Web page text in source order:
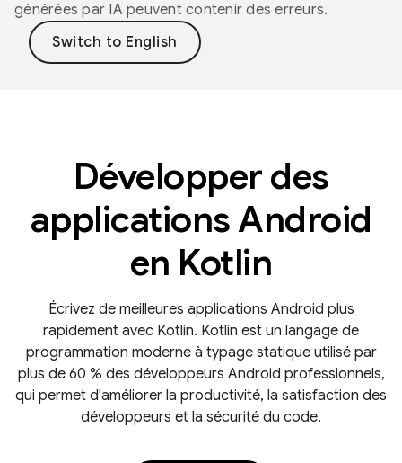
générées par IA peuvent contenir des erreurs.
Développer des
applications Android
en Kotlin
Écrivez de meilleures applications Android plus
rapidement avec Kotlin. Kotlin est un langage de
programmation moderne à typage statique utilisé par
plus de 60 % des développeurs Android professionnels,
qui permet d'améliorer la productivité, la satisfaction des
développeurs et la sécurité du code.